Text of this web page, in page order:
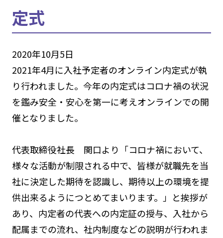
定式
2020年10月5日
2021年4月に入社予定者のオンライン内定式が執
り行われました。今年の内定式はコロナ禍の状況
を鑑み安全・安心を第一に考えオンラインでの開
催となりました。
代表取締役社長 関口より「コロナ禍において、
様々な活動が制限される中で、皆様が就職先を当
社に決定した期待を認識し、期待以上の環境を提
供出来るようにつとめてまいります。」と挨拶が
あり、内定者の代表への内定証の授与、入社から
配属までの流れ、社内制度などの説明が行われま